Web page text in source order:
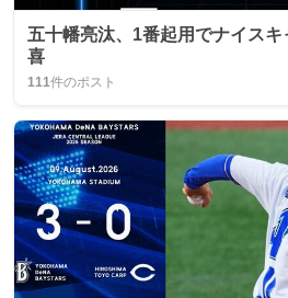
五十幡亮汰、1番起用でナイス
喜
111件のポスト